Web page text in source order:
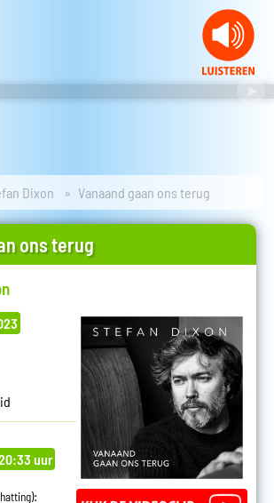
Dixon Vanaand gaan ons terug
ons terug
uur
: